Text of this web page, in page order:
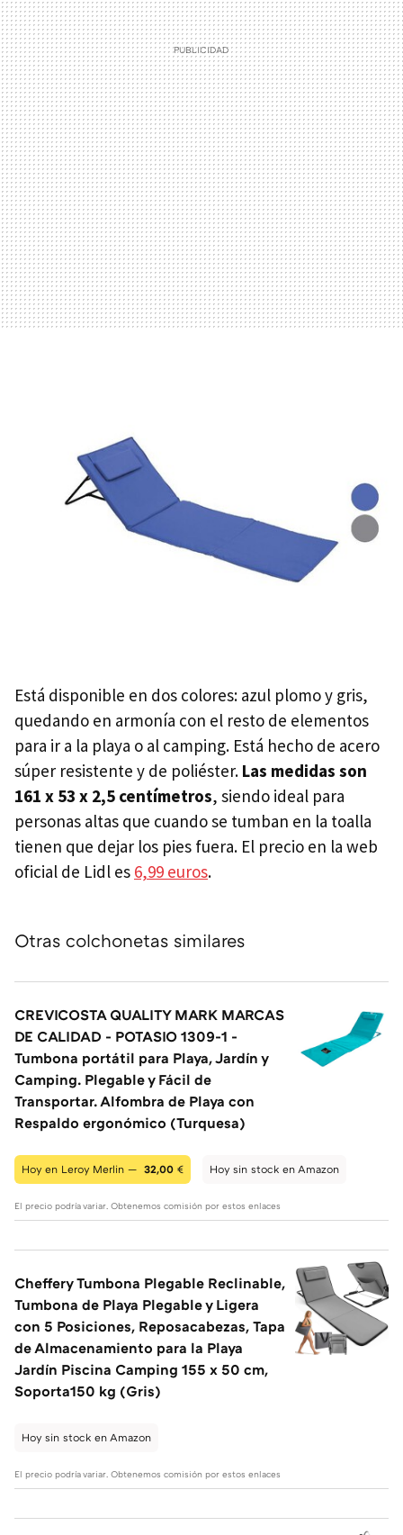
Está disponible en dos colores: azul plomo y gris,
quedando en armonía con el resto de elementos
para ir a la playa o al camping. Está hecho de acero
súper resistente y de poliéster. Las medidas son
161 x 53 x 2,5 centímetros, siendo ideal para
personas altas que cuando se tumban en la toalla
tienen que dejar los pies fuera. El precio en la web
oficial de Lidl es 6,99 euros.
Otras colchonetas similares
CREVICOSTA QUALITY MARK MARCAS
DE CALIDAD - POTASIO 1309-1 -
Tumbona portátil para Playa, Jardín y
Camping. Plegable y Fácil de
Transportar. Alfombra de Playa con
Respaldo ergonómico (Turquesa)
Hoy en Leroy Merlin — 32,00 € Hoy sin stock en Amazon
El precio podría variar. Obtenemos comisión por estos enlaces
Cheffery Tumbona Plegable Reclinable,
Tumbona de Playa Plegable y Ligera
con 5 Posiciones, Reposacabezas, Tapa
de Almacenamiento para la Playa
Jardín Piscina Camping 155 x 50 cm,
Soporta150 kg (Gris)
Hoy sin stock en Amazon
El precio podría variar. Obtenemos comisión por estos enlaces